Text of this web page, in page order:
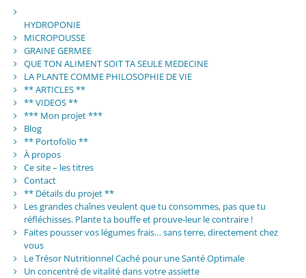
HYDROPONIE
MICROPOUSSE
GRAINE GERMEE
QUE TON ALIMENT SOIT TA SEULE MEDECINE
LA PLANTE COMME PHILOSOPHIE DE VIE
** ARTICLES **
** VIDEOS **
*** Mon projet ***
Blog
** Portofolio **
À propos
Ce site – les titres
Contact
** Détails du projet **
Les grandes chaînes veulent que tu consommes, pas que tu
réfléchisses. Plante ta bouffe et prouve-leur le contraire !
Faites pousser vos légumes frais… sans terre, directement chez
vous
Le Trésor Nutritionnel Caché pour une Santé Optimale
Un concentré de vitalité dans votre assiette